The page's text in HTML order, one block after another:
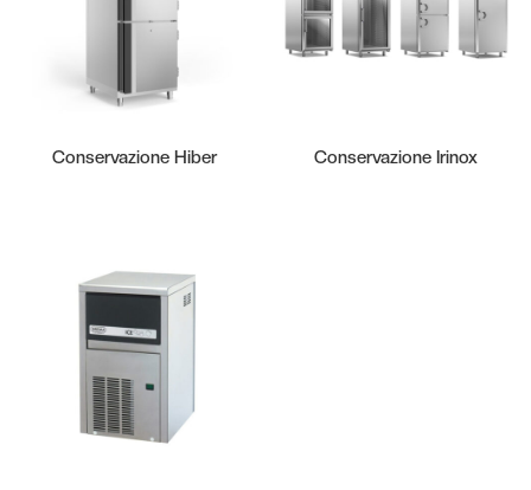
Conservazione Hiber Conservazione Irinox